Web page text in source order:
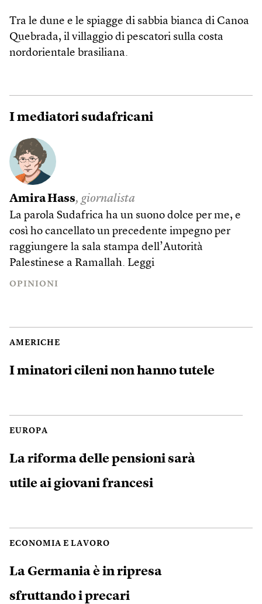
Tra le dune e le spiagge di sabbia bianca di Canoa
Quebrada, il villaggio di pescatori sulla costa
nordorientale brasiliana.
I mediatori sudafricani
Amira Hass, giornalista
La parola Sudafrica ha un suono dolce per me, e
così ho cancellato un precedente impegno per
raggiungere la sala stampa dell’Autorità
Palestinese a Ramallah. Leggi
OPINIONI
AMERICHE
I minatori cileni non hanno tutele
EUROPA
La riforma delle pensioni sarà
utile ai giovani francesi
ECONOMIA E LAVORO
La Germania è in ripresa
sfruttando i precari